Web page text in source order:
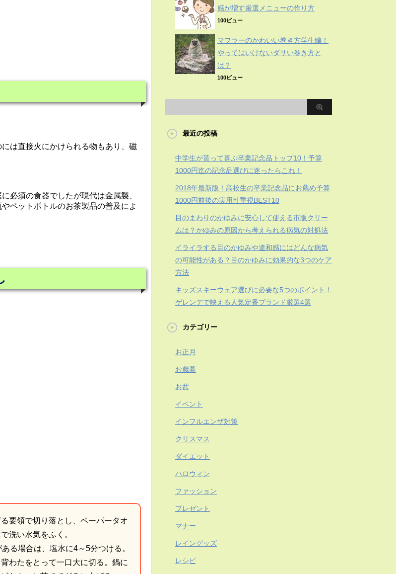
は直接火にかけられる物もあり、磁
必須の食器でしたが現代は金属製、
ペットボトルのお茶製品の普及によ
要領で切り落とし、ペーパータオ
洗い水気をふく。
る場合は、塩水に4～5分つける。
わたをとって一口大に切る。鍋に
感が増す厳選メニューの作り方
100ビュー
マフラーのかわいい巻き方学生編！
やってはいけないダサい巻き方と
は？
100ビュー
最近の投稿
中学生が貰って喜ぶ卒業記念品トップ10！予算
1000円迄の記念品選びに迷ったらこれ！
2018年最新版！高校生の卒業記念品にお薦め予算
1000円前後の実用性重視BEST10
目のまわりのかゆみに安心して使える市販クリー
ムは？かゆみの原因から考えられる病気の対処法
イライラする目のかゆみや違和感にはどんな病気
の可能性がある？目のかゆみに効果的な3つのケア
方法
キッズスキーウェア選びに必要な5つのポイント！
ゲレンデで映える人気定番ブランド厳選4選
カテゴリー
お正月
お歳暮
お盆
イベント
インフルエンザ対策
クリスマス
ダイエット
ハロウィン
ファッション
プレゼント
マナー
レイングッズ
レシピ